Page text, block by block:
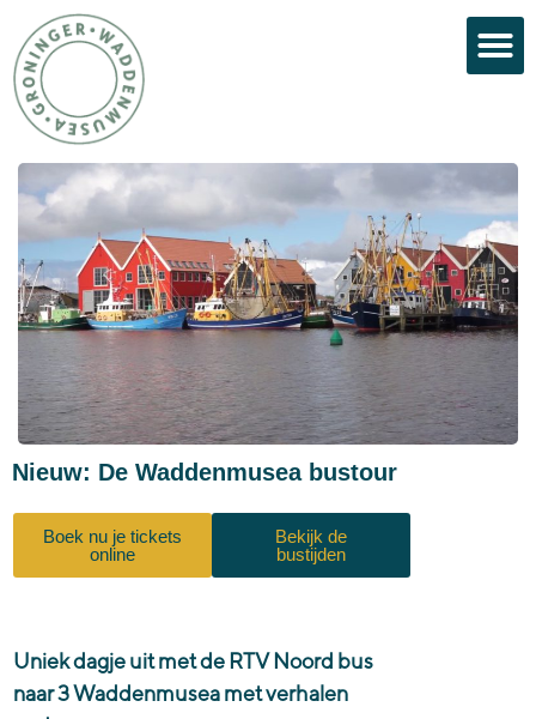
Nieuw: De Waddenmusea bustour
Boek nu je tickets
online
Bekijk de
bustijden
Uniek dagje uit met de RTV Noord bus
naar 3 Waddenmusea met verhalen